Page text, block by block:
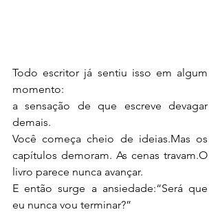
Todo escritor já sentiu isso em algum
momento:
a sensação de que escreve devagar
demais.
Você começa cheio de ideias.Mas os
capítulos demoram. As cenas travam.O
livro parece nunca avançar.
E então surge a ansiedade:“Será que
eu nunca vou terminar?”